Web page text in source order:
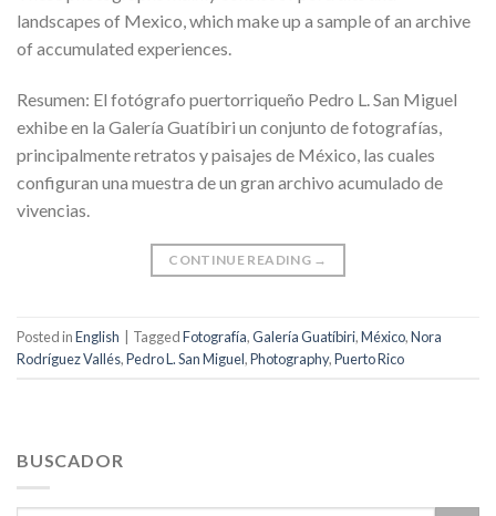
landscapes of Mexico, which make up a sample of an archive
of accumulated experiences.
Resumen: El fotógrafo puertorriqueño Pedro L. San Miguel
exhibe en la Galería Guatíbiri un conjunto de fotografías,
principalmente retratos y paisajes de México, las cuales
configuran una muestra de un gran archivo acumulado de
vivencias.
CONTINUE READING →
Posted inEnglish | TaggedFotografía,Galería Guatíbiri,México,Nora
Rodríguez Vallés,Pedro L. San Miguel,Photography,Puerto Rico
BUSCADOR